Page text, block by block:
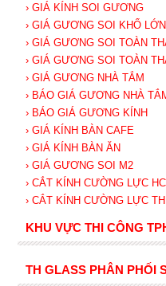
› GIÁ KÍNH SOI GƯƠNG
› GIÁ GƯƠNG SOI KHỔ LỚN
› GIÁ GƯƠNG SOI TOÀN
› GIÁ GƯƠNG SOI TOÀN
› GIÁ GƯƠNG NHÀ TẮM
› BÁO GIÁ GƯƠNG NHÀ
› BÁO GIÁ GƯƠNG KÍNH
› GIÁ KÍNH BÀN CAFE
› GIÁ KÍNH BÀN ĂN
› GIÁ GƯƠNG SOI M2
› CẮT KÍNH CƯỜNG LỰC
› CẮT KÍNH CƯỜNG LỰC
KHU VỰC THI CÔNG
TH GLASS PHÂN PHỐI